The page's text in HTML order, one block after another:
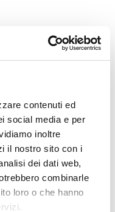
contenuti ed
social media e per
inoltre
il nostro sito con i
dei dati web,
combinarle
loro o che hanno
per completare
correlata al